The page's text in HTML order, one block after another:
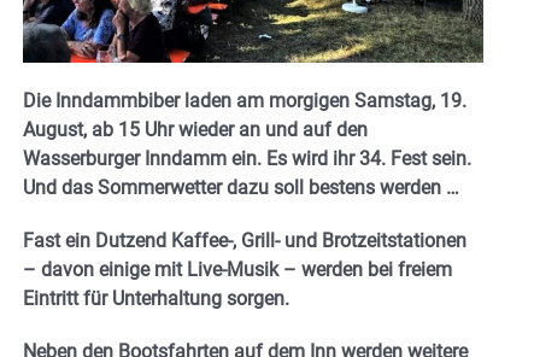
Die Inndammbiber laden am morgigen Samstag, 19.
August, ab 15 Uhr wieder an und auf den
Wasserburger Inndamm ein. Es wird ihr 34. Fest sein.
Und das Sommerwetter dazu soll bestens werden …
Fast ein Dutzend Kaffee-, Grill- und Brotzeitstationen
– davon einige mit Live-Musik – werden bei freiem
Eintritt für Unterhaltung sorgen.
Neben den Bootsfahrten auf dem Inn werden weitere